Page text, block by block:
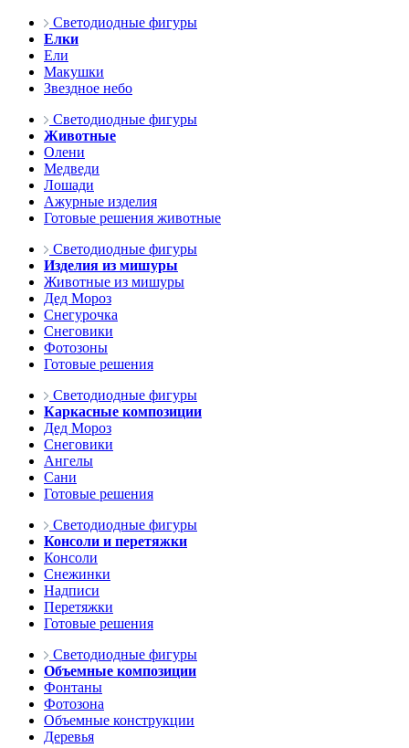
Светодиодные фигуры
Елки
Ели
Макушки
Звездное небо
Светодиодные фигуры
Животные
Олени
Медведи
Лошади
Ажурные изделия
Готовые решения животные
Светодиодные фигуры
Изделия из мишуры
Животные из мишуры
Дед Мороз
Снегурочка
Снеговики
Фотозоны
Готовые решения
Светодиодные фигуры
Каркасные композиции
Дед Мороз
Снеговики
Ангелы
Сани
Готовые решения
Светодиодные фигуры
Консоли и перетяжки
Консоли
Снежинки
Надписи
Перетяжки
Готовые решения
Светодиодные фигуры
Объемные композиции
Фонтаны
Фотозона
Объемные конструкции
Деревья